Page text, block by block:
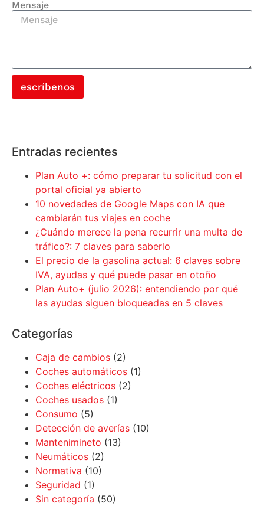
Mensaje
escríbenos
Entradas recientes
Plan Auto +: cómo preparar tu solicitud con el
portal oficial ya abierto
10 novedades de Google Maps con IA que
cambiarán tus viajes en coche
¿Cuándo merece la pena recurrir una multa de
tráfico?: 7 claves para saberlo
El precio de la gasolina actual: 6 claves sobre
IVA, ayudas y qué puede pasar en otoño
Plan Auto+ (julio 2026): entendiendo por qué
las ayudas siguen bloqueadas en 5 claves
Categorías
Caja de cambios (2)
Coches automáticos (1)
Coches eléctricos (2)
Coches usados (1)
Consumo (5)
Detección de averías (10)
Mantenimineto (13)
Neumáticos (2)
Normativa (10)
Seguridad (1)
Sin categoría (50)